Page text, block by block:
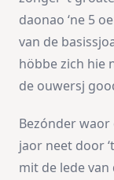
daonao ‘ne 5
van de
höbbe zich hie
de ouwersj
Bezónder waor
jaor neet door
mit de lede van